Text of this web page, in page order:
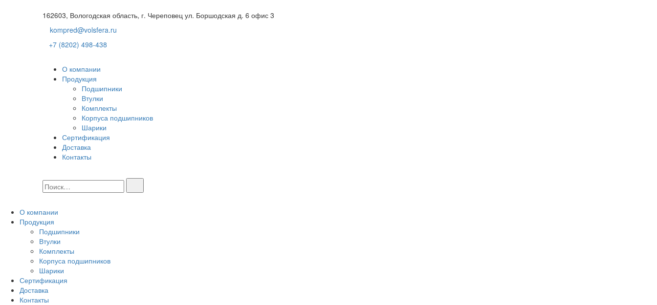
162603, Вологодская область, г. Череповец ул. Боршодская д. 6 офис 3
kompred@volsfera.ru
+7 (8202) 498-438
О компании
Продукция
Подшипники
Втулки
Комплекты
Корпуса подшипников
Шарики
Сертификация
Доставка
Контакты
О компании
Продукция
Подшипники
Втулки
Комплекты
Корпуса подшипников
Шарики
Сертификация
Доставка
Контакты